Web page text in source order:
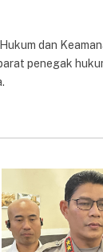
dan
penegak